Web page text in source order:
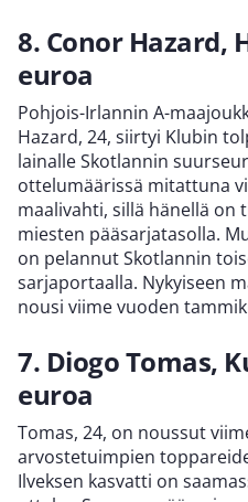
8. Conor Hazard,
euroa
Pohjois-Irlannin A-
Hazard, 24, siirtyi Klubin
lainalle Skotlannin
ottelumäärissä mitattuna
maalivahti, sillä hänellä on
miesten pääsarjatasolla.
on pelannut Skotlannin
sarjaportaalla. Nykyiseen
nousi viime vuoden
7. Diogo Tomas,
euroa
Tomas, 24, on noussut
arvostetuimpien
Ilveksen kasvatti on